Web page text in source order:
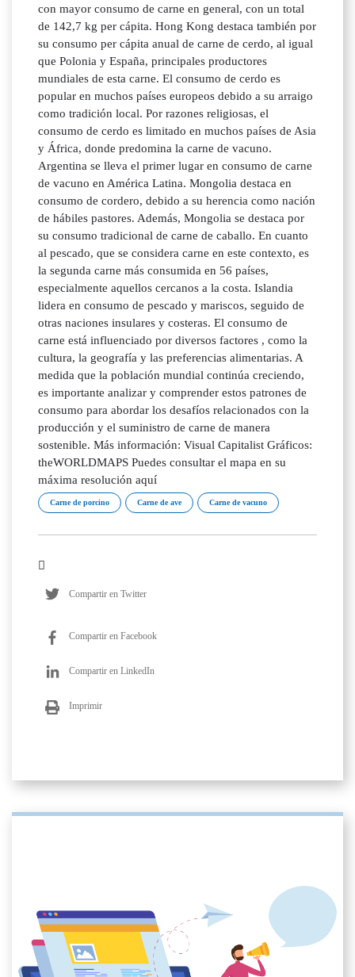
con mayor consumo de carne en general, con un total
de 142,7 kg per cápita. Hong Kong destaca también por
su consumo per cápita anual de carne de cerdo, al igual
que Polonia y España, principales productores
mundiales de esta carne. El consumo de cerdo es
popular en muchos países europeos debido a su arraigo
como tradición local. Por razones religiosas, el
consumo de cerdo es limitado en muchos países de Asia
y África, donde predomina la carne de vacuno.
Argentina se lleva el primer lugar en consumo de carne
de vacuno en América Latina. Mongolia destaca en
consumo de cordero, debido a su herencia como nación
de hábiles pastores. Además, Mongolia se destaca por
su consumo tradicional de carne de caballo. En cuanto
al pescado, que se considera carne en este contexto, es
la segunda carne más consumida en 56 países,
especialmente aquellos cercanos a la costa. Islandia
lidera en consumo de pescado y mariscos, seguido de
otras naciones insulares y costeras. El consumo de
carne está influenciado por diversos factores , como la
cultura, la geografía y las preferencias alimentarias. A
medida que la población mundial continúa creciendo,
es importante analizar y comprender estos patrones de
consumo para abordar los desafíos relacionados con la
producción y el suministro de carne de manera
sostenible. Más información: Visual Capitalist Gráficos:
theWORLDMAPS Puedes consultar el mapa en su
máxima resolución aquí
Carne de porcino Carne de ave Carne de vacuno
Compartir en Twitter
Compartir en Facebook
Compartir en LinkedIn
Imprimir